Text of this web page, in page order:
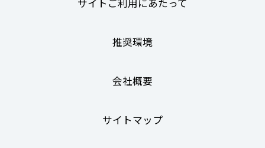
サイトご利用にあたって
推奨環境
会社概要
サイトマップ